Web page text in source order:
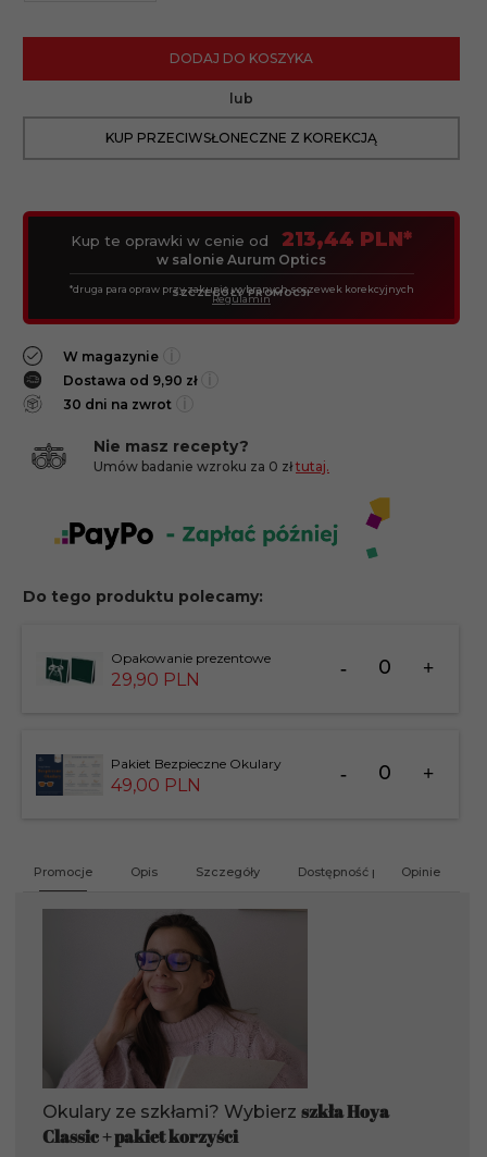
Kup te oprawki w cenie od 213,44 PLN*
w salonie Aurum Optics
*druga para opraw przy zakupie wybranych soczewek korekcyjnych
SZCZEGÓŁY PROMOCJI
Regulamin
W magazynie
Dostawa od 9,90 zł
30 dni na zwrot
DODAJ DO KOSZYKA
lub
KUP PRZECIWSŁONECZNE Z KOREKCJĄ
Nie masz recepty?
Umów badanie wzroku za 0 złtutaj.
Do tego produktu polecamy:
Opakowanie prezentowe
29,90 PLN
dla
Pakiet Bezpieczne Okulary
49,00 PLN
dla
Promocje Opis Szczegóły Dostępność produktu
Opinie
Okulary ze szkłami? Wybierz szkła Hoya
Classic + pakiet korzyści